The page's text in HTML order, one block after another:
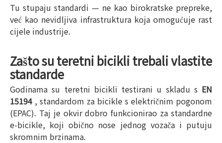
Tu stupaju standardi — ne kao birokratske prepreke,
već kao nevidljiva infrastruktura koja omogućuje rast
cijele industrije.
Zašto su teretni bicikli trebali vlastite
standarde
Godinama su teretni bicikli testirani u skladu s EN
15194 , standardom za bicikle s električnim pogonom
(EPAC). Taj je okvir dobro funkcionirao za standardne
e-bicikle, koji obično nose jednog vozača i putuju
skromnim brzinama.